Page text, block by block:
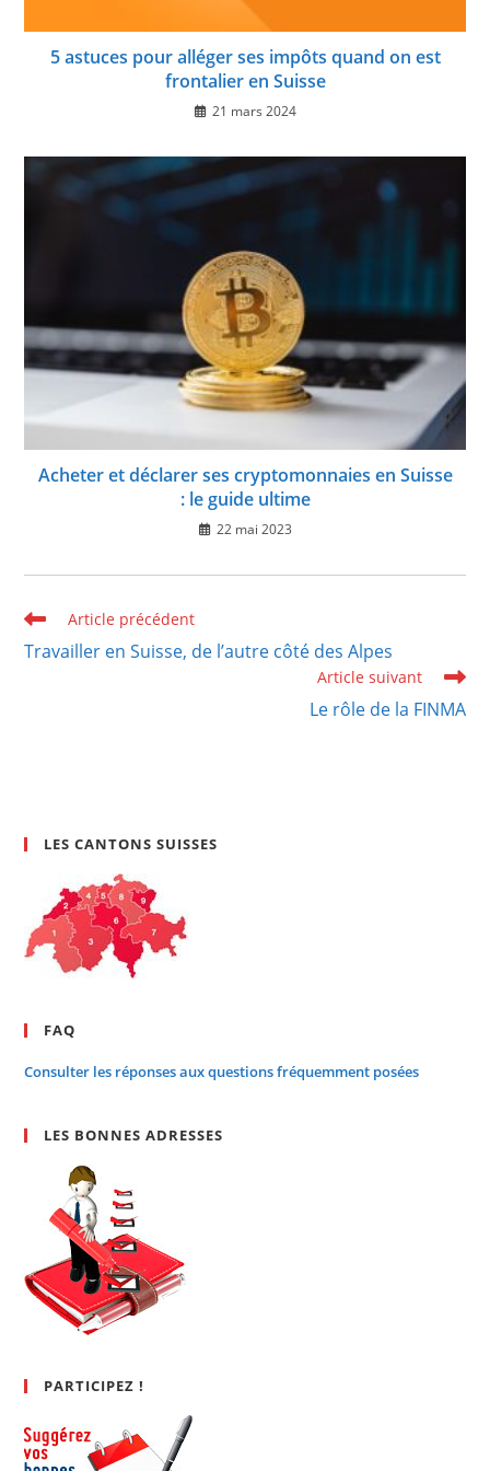
5 astuces pour alléger ses impôts quand on est
frontalier en Suisse
21 mars 2024
Acheter et déclarer ses cryptomonnaies en Suisse
: le guide ultime
22 mai 2023
Read
articles
Article précédent
Travailler en Suisse, de l’autre côté des Alpes
Article suivant
Le rôle de la FINMA
LES CANTONS SUISSES
FAQ
Consulter les réponses aux questions fréquemment posées
LES BONNES ADRESSES
PARTICIPEZ !